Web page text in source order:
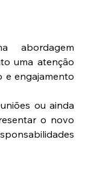
abordagem
uma atenção
e engajamento
ou ainda
o novo